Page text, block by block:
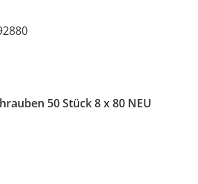
50 Stück 8 x 80 NEU